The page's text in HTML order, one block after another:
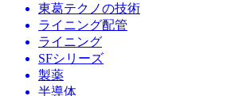
東葛テクノの技術
ライニング配管
ライニング
SFシリーズ
製薬
半導体